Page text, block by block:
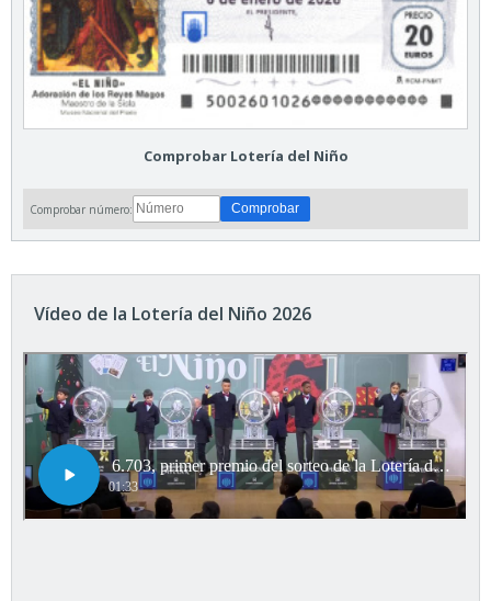
Comprobar Lotería del Niño
Comprobar número:
Vídeo de la Lotería del Niño 2026